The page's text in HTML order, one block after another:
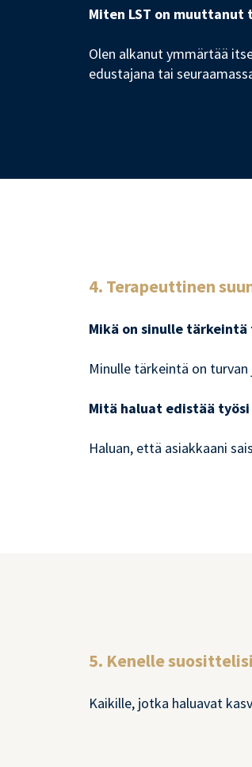
Miten LST on muuttanut
Olen alkanut ymmärtää
edustajana tai
4. Terapeuttinen
Mikä on sinulle
Minulle tärkeintä on
Mitä haluat edistää
Haluan, että asiakkaani
5. Kenelle
Kaikille, jotka haluavat